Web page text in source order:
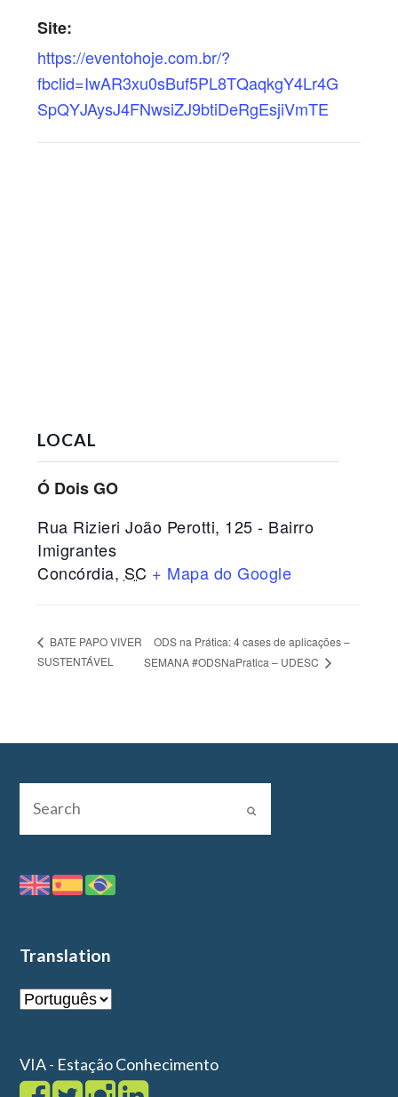
Site:
https://eventohoje.com.br/?
fbclid=IwAR3xu0sBuf5PL8TQaqkgY4Lr4G
SpQYJAysJ4FNwsiZJ9btiDeRgEsjiVmTE
LOCAL
Ó Dois GO
Rua Rizieri João Perotti, 125 - Bairro
Imigrantes
Concórdia, SC + Mapa do Google
BATE PAPO VIVER
SUSTENTÁVEL
ODS na Prática: 4 cases de aplicações –
SEMANA #ODSNaPratica – UDESC
Translation
VIA - Estação Conhecimento